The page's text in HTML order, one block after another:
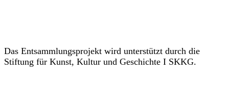
Das Entsammlungsprojekt wird unterstützt durch die
Stiftung für Kunst, Kultur und Geschichte I SKKG.